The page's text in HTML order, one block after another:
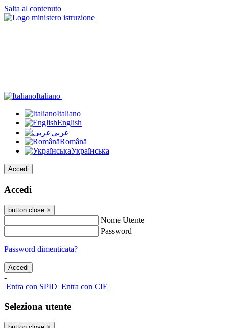
Salta al contenuto
Italiano
Italiano
English
عربى
Română
Українська
Accedi
Accedi
button close ×
Nome Utente
Password
Password dimenticata?
-
Entra con SPID Entra con CIE
Seleziona utente